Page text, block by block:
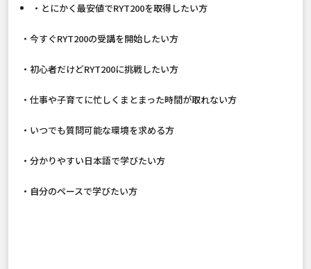
・とにかく最安値でRYT200を取得したい方
・今すぐRYT200の受講を開始したい方
・初心者だけどRYT200に挑戦したい方
・仕事や子育てに忙しくまとまった時間が取れない方
・いつでも質問可能な環境を求める方
・分かりやすい日本語で学びたい方
・自分のペースで学びたい方